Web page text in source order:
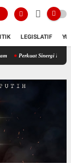
LEGISLATIF
12/Tnp Turun Tangan